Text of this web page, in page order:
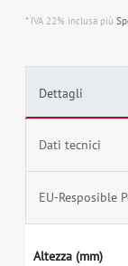
* IVA 22% inclusa più
Dettagli
Dati tecnici
EU-Resposible
Altezza (mm)